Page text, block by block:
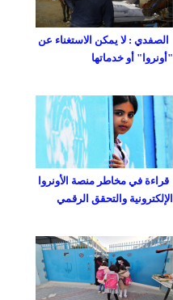
الصفدي : لا يمكن الاستغناء عن
"أونروا" أو خدماتها
قراءة في مخاطر منصة الأونروا
الإلكترونية والتحقق الرقمي